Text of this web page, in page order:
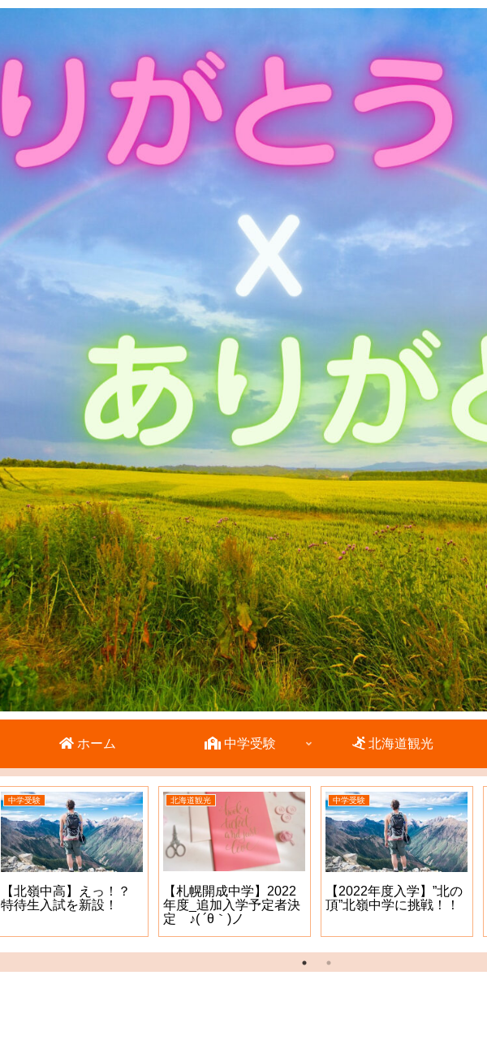
ホーム 中学受験 北海道観光
中学受験
【北嶺中高】えっ！？
特待生入試を新設！
北海道観光
【札幌開成中学】2022
年度_追加入学予定者決
定 ♪( ´θ｀)ノ
中学受験
【2022年度入学】”北の
頂”北嶺中学に挑戦！！